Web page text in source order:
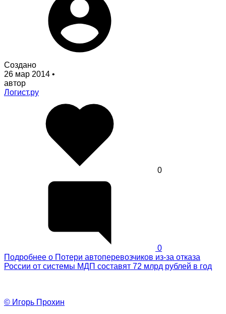
Создано
26 мар 2014 •
автор
Логист.ру
0
0
Подробнее о Потери автоперевозчиков из-за отказа
России от системы МДП составят 72 млрд рублей в год
© Игорь Прохин